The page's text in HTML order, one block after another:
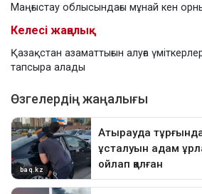
Маңғыстау облысындағы мұнай кен
Келесі жаңалық
Қазақстан азаматтығын алуға
тапсыра алады